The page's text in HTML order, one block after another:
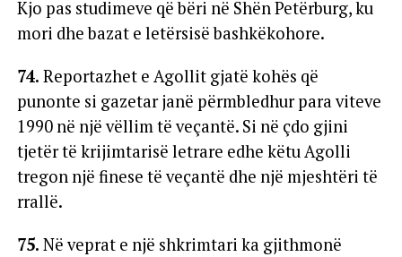
Kjo pas studimeve që bëri në Shën Petërburg, ku
mori dhe bazat e letërsisë bashkëkohore.
74. Reportazhet e Agollit gjatë kohës që
punonte si gazetar janë përmbledhur para viteve
1990 në një vëllim të veçantë. Si në çdo gjini
tjetër të krijimtarisë letrare edhe këtu Agolli
tregon një finese të veçantë dhe një mjeshtëri të
rrallë.
75. Në veprat e një shkrimtari ka gjithmonë